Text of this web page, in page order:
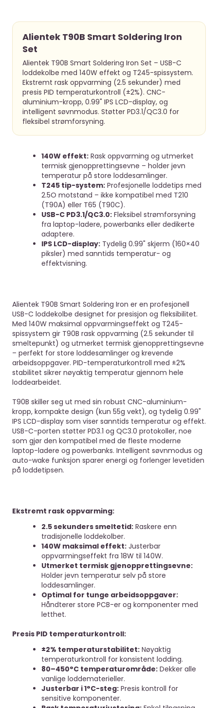
Alientek T90B Smart Soldering Iron
Set
Alientek T90B Smart Soldering Iron Set – USB-C
loddekolbe med 140W effekt og T245-spissystem.
Ekstremt rask oppvarming (2.5 sekunder) med
presis PID temperaturkontroll (±2%). CNC-
aluminium-kropp, 0.99" IPS LCD-display, og
intelligent søvnmodus. Støtter PD3.1/QC3.0 for
fleksibel strømforsyning.
140W effekt: Rask oppvarming og utmerket
termisk gjenopprettingsevne – holder jevn
temperatur på store loddesamlinger.
T245 tip-system: Profesjonelle loddetips med
2.5O motstand – ikke kompatibel med T210
(T90A) eller T65 (T90C).
USB-C PD3.1/QC3.0: Fleksibel strømforsyning
fra laptop-ladere, powerbanks eller dedikerte
adaptere.
IPS LCD-display: Tydelig 0.99" skjerm (160×40
piksler) med sanntids temperatur- og
effektvisning.
Alientek T90B Smart Soldering Iron er en profesjonell
USB-C loddekolbe designet for presisjon og fleksibilitet.
Med 140W maksimal oppvarmingseffekt og T245-
spissystem gir T90B rask oppvarming (2.5 sekunder til
smeltepunkt) og utmerket termisk gjenopprettingsevne
– perfekt for store loddesamlinger og krevende
arbeidsoppgaver. PID-temperaturkontroll med ±2%
stabilitet sikrer nøyaktig temperatur gjennom hele
loddearbeidet.
T90B skiller seg ut med sin robust CNC-aluminium-
kropp, kompakte design (kun 55g vekt), og tydelig 0.99"
IPS LCD-display som viser sanntids temperatur og effekt.
USB-C-porten støtter PD3.1 og QC3.0 protokoller, noe
som gjør den kompatibel med de fleste moderne
laptop-ladere og powerbanks. Intelligent søvnmodus og
auto-wake funksjon sparer energi og forlenger levetiden
på loddetipsen.
Ekstremt rask oppvarming:
2.5 sekunders smeltetid: Raskere enn
tradisjonelle loddekolber.
140W maksimal effekt: Justerbar
oppvarmingseffekt fra 18W til 140W.
Utmerket termisk gjenopprettingsevne:
Holder jevn temperatur selv på store
loddesamlinger.
Optimal for tunge arbeidsoppgaver:
Håndterer store PCB-er og komponenter med
letthet.
Presis PID temperaturkontroll:
±2% temperaturstabilitet: Nøyaktig
temperaturkontroll for konsistent lodding.
80–450°C temperaturområde: Dekker alle
vanlige loddematerieller.
Justerbar i 1°C-steg: Presis kontroll for
sensitive komponenter.